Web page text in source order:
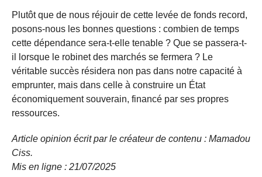
Plutôt que de nous réjouir de cette levée de fonds record,
posons-nous les bonnes questions : combien de temps
cette dépendance sera-t-elle tenable ? Que se passera-t-
il lorsque le robinet des marchés se fermera ? Le
véritable succès résidera non pas dans notre capacité à
emprunter, mais dans celle à construire un État
économiquement souverain, financé par ses propres
ressources.
Article opinion écrit par le créateur de contenu : Mamadou
Ciss.
Mis en ligne : 21/07/2025